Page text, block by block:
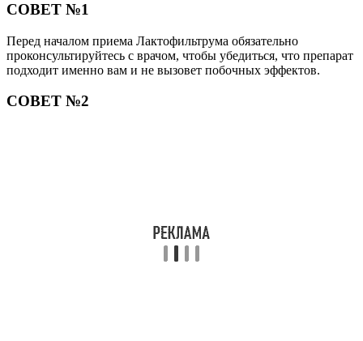
СОВЕТ №1
Перед началом приема Лактофильтрума обязательно
проконсультируйтесь с врачом, чтобы убедиться, что препарат
подходит именно вам и не вызовет побочных эффектов.
СОВЕТ №2